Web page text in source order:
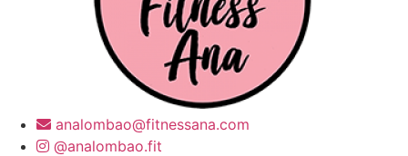
analombao@fitnessana.com
@analombao.fit